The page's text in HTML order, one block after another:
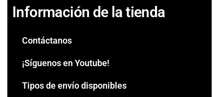
Información de la tienda
Contáctanos
¡Síguenos en Youtube!
Tipos de envío disponibles